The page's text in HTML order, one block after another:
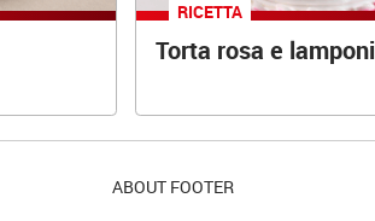
RICETTA
Torta rosa e lamponi
ABOUT FOOTER